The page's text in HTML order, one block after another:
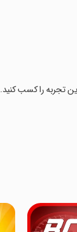
تجربه را کسب کنید.